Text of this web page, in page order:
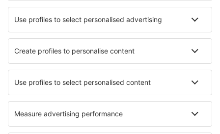
San Pablo (SVQ)
Tenerife Norte - Los Rodeos (TFN)
Tenerife Sur - Reina Sofia (TFS)
Valladolid (VLL)
Vila Do Porto (ZAZ)